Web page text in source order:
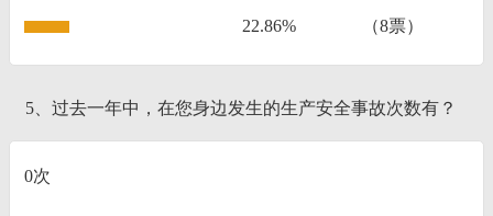
22.86% （8票）
5、过去一年中，在您身边发生的生产安全事故次数有？
0次